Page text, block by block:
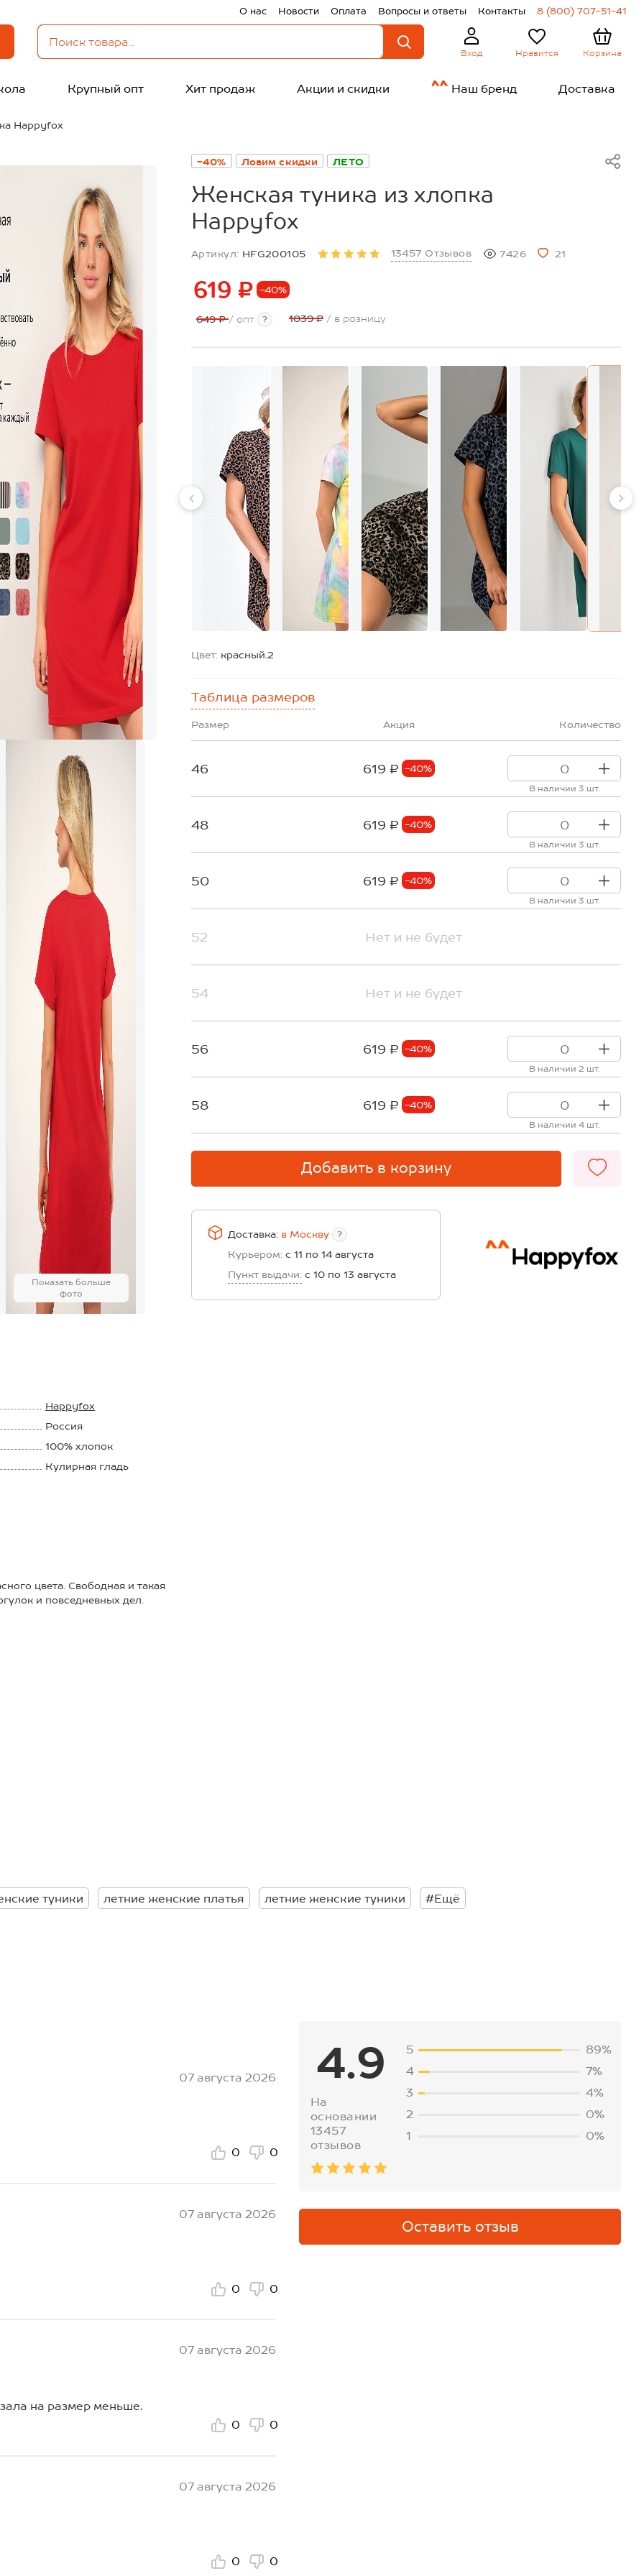
О нас Новости Оплата Вопросы и ответы Контакты 8 (800) 707-51-41
Вход Нравится Корзина
Крупный опт Хит продаж Акции и скидки Наш бренд Доставка
Happyfox
Показать больше
фото
-40% Ловим скидки ЛЕТО
Женская туника из хлопка
Happyfox
Артикул: HFG200105 13457 Отзывов 7426 21
619 ₽ -40%
649 ₽/ опт ? 1039 ₽ / в розницу
Цвет: красный.2
Таблица размеров
Размер Акция Количество
46 619 ₽ -40%
В наличии 3 шт.
48 619 ₽ -40%
В наличии 3 шт.
50 619 ₽ -40%
В наличии 3 шт.
52 Нет и не будет
54 Нет и не будет
56 619 ₽ -40%
В наличии 2 шт.
58 619 ₽ -40%
В наличии 4 шт.
Добавить в корзину
Доставка: в Москву ?
Курьером: с 11 по 14 августа
Пункт выдачи: с 10 по 13 августа
Happyfox
Россия
100% хлопок
Кулирная гладь
цвета. Свободная и такая
и повседневных дел.
домашней ночнушке.
для женщин, которое
туники летние женские платья летние женские туники #Ещё
4.9
На
основании
13457
отзывов
5
89%
4
7%
3
4%
2
0%
1
0%
Оставить отзыв
07 августа 2026
0
0
07 августа 2026
0
0
07 августа 2026
на размер меньше.
0
0
07 августа 2026
0
0